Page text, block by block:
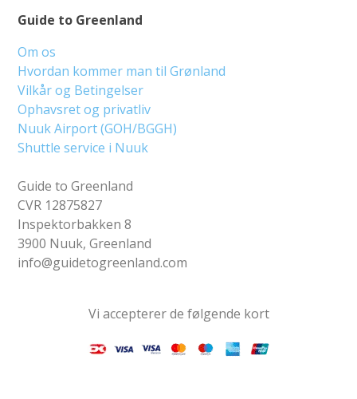
Guide to Greenland
Om os
Hvordan kommer man til Grønland
Vilkår og Betingelser
Ophavsret og privatliv
Nuuk Airport (GOH/BGGH)
Shuttle service i Nuuk
Guide to Greenland
CVR 12875827
Inspektorbakken 8
3900 Nuuk, Greenland
info@guidetogreenland.com
Vi accepterer de følgende kort